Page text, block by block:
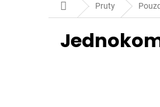
Domů Pruty